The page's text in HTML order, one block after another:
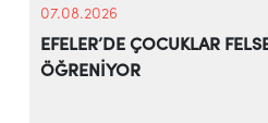
07.08.2026
EFELER’DE ÇOCUKLAR
ÖĞRENİYOR